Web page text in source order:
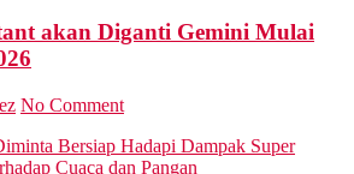
akan Diganti Gemini Mulai
No Comment